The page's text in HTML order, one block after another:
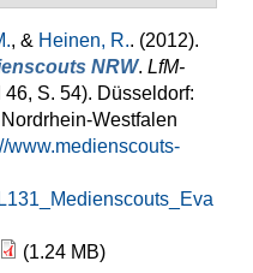
, & Heinen, R.. (2012).
NRW. LfM-
46, S. 54). Düsseldorf:
Westfalen
www.medienscouts-
(1.24 MB)